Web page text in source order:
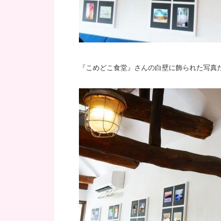
『こめどこ食堂』さんの白壁に飾られた写真